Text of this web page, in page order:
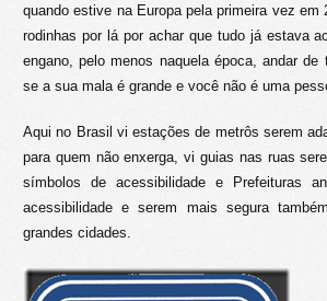
quando estive na Europa pela primeira vez
rodinhas por lá por achar que tudo já estava
engano, pelo menos naquela época, andar
se a sua mala é grande e você não é uma
Aqui no Brasil vi estações de metrôs serem
para quem não enxerga, vi guias nas ruas
símbolos de acessibilidade e Prefeituras
acessibilidade e serem mais segura
grandes cidades.